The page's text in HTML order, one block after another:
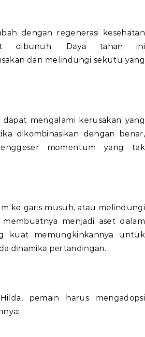
dengan regenerasi kesehatan
dibunuh. Daya tahan ini
dan melindungi sekutu yang
mengalami kerusakan yang
dikombinasikan dengan benar,
momentum yang tak
ke garis musuh, atau melindungi
menjadi aset dalam
kuat memungkinkannya untuk
dinamika pertandingan.
pemain harus mengadopsi